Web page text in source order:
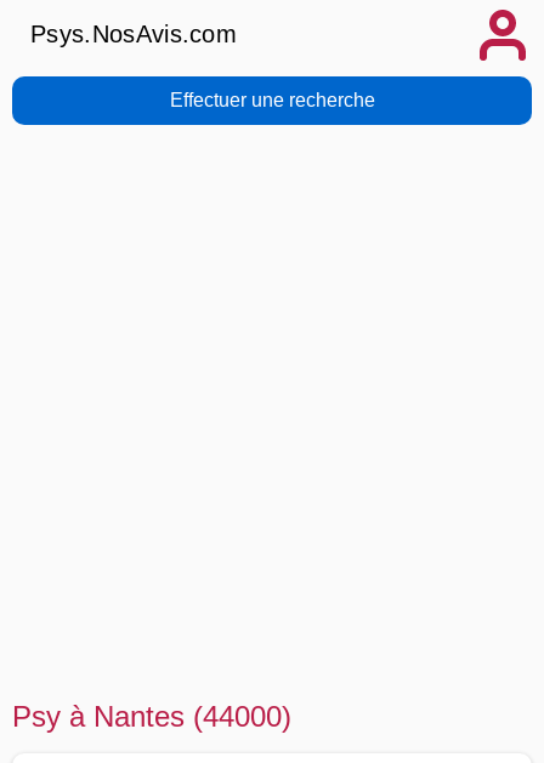
Psys.NosAvis.com
Effectuer une recherche
Psy à Nantes (44000)